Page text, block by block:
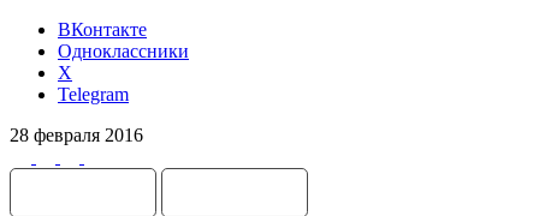
ВКонтакте
Одноклассники
X
Telegram
28 февраля 2016